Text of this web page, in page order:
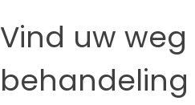
Vind uw